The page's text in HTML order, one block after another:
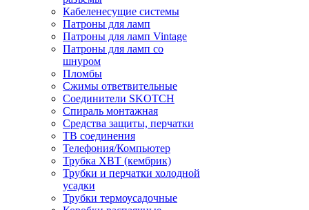
Кабеленесущие системы
Патроны для ламп
Патроны для ламп Vintage
Патроны для ламп со
шнуром
Пломбы
Сжимы ответвительные
Соединители SKOTCH
Спираль монтажная
Средства защиты, перчатки
ТВ соединения
Телефония/Компьютер
Трубка ХВТ (кембрик)
Трубки и перчатки холодной
усадки
Трубки термоусадочные